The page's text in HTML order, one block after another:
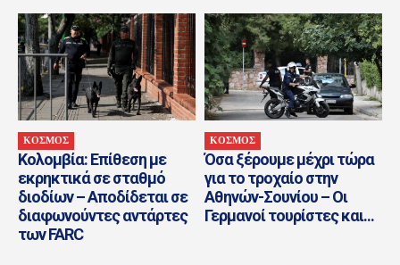
ΚΟΣΜΟΣ
Κολομβία: Επίθεση με
εκρηκτικά σε σταθμό
διοδίων – Αποδίδεται σε
διαφωνούντες αντάρτες
των FARC
ΚΟΣΜΟΣ
Όσα ξέρουμε μέχρι τώρα
για το τροχαίο στην
Αθηνών-Σουνίου – Οι
Γερμανοί τουρίστες και...